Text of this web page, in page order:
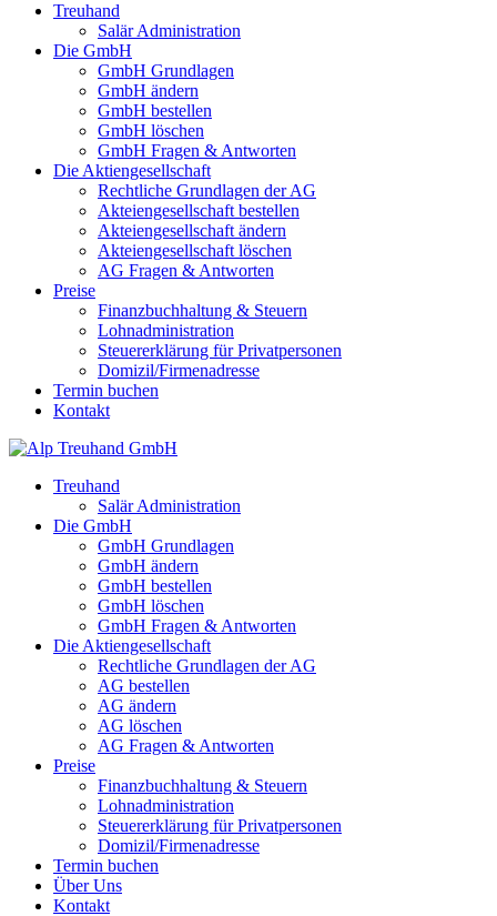
Treuhand
Salär Administration
Die GmbH
GmbH Grundlagen
GmbH ändern
GmbH bestellen
GmbH löschen
GmbH Fragen & Antworten
Die Aktiengesellschaft
Rechtliche Grundlagen der AG
Akteiengesellschaft bestellen
Akteiengesellschaft ändern
Akteiengesellschaft löschen
AG Fragen & Antworten
Preise
Finanzbuchhaltung & Steuern
Lohnadministration
Steuererklärung für Privatpersonen
Domizil/Firmenadresse
Termin buchen
Kontakt
Treuhand
Salär Administration
Die GmbH
GmbH Grundlagen
GmbH ändern
GmbH bestellen
GmbH löschen
GmbH Fragen & Antworten
Die Aktiengesellschaft
Rechtliche Grundlagen der AG
AG bestellen
AG ändern
AG löschen
AG Fragen & Antworten
Preise
Finanzbuchhaltung & Steuern
Lohnadministration
Steuererklärung für Privatpersonen
Domizil/Firmenadresse
Termin buchen
Über Uns
Kontakt